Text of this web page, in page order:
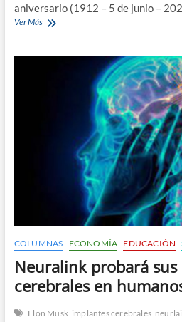
aniversario (1912 – 5 de junio –
Ver MásEspectáculos
Macció
COLUMNAS ECONOMÍA EDUCACIÓN
Neuralink probará
cerebrales en
Elon Musk implantes cerebrales